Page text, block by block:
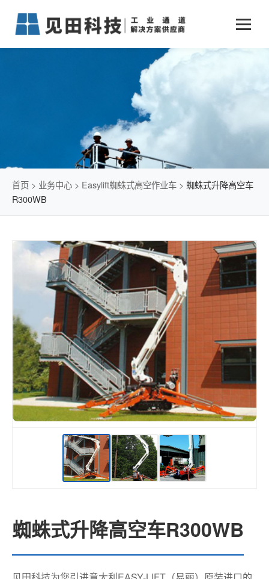
业务中心
仓储物流通道解决方案
智能立体库解决方案
简易升降机解决方案
新闻动态 +
传统仓储物流
石油化工行业
电商行业
冷链行业
发展历程
荣誉资质
联系我们
首页 > 业务中心 > Easylift蜘蛛式高空作业车 > 蜘蛛式升降高空车
R300WB
蜘蛛式升降高空车R300WB